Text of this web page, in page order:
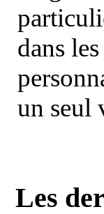
dans
un seul
Les